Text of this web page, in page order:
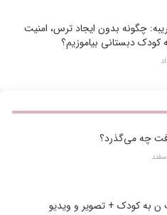
چگونه بدون ایجاد ترس، امنیت
دبستانی بیاموزیم؟
چه می‌گذرد؟
به کودک + تصویر و ویدیو